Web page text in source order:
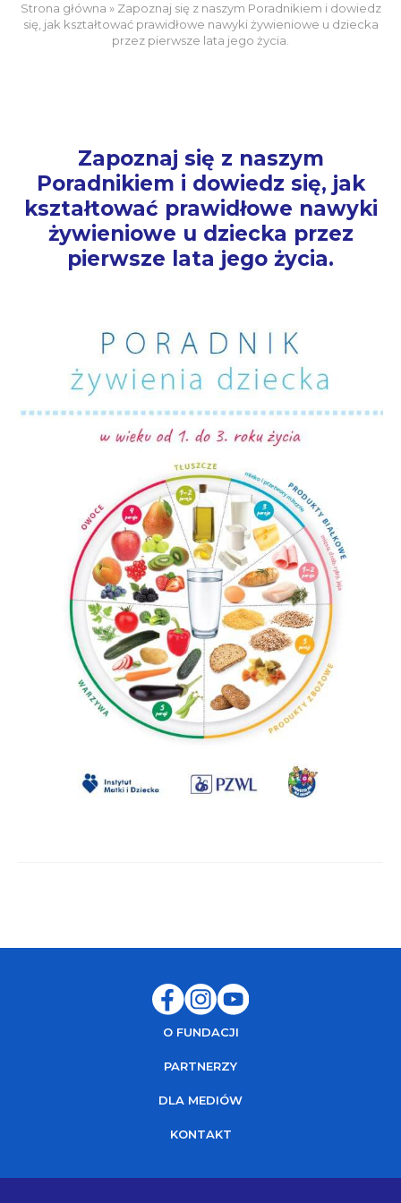
Strona główna » Zapoznaj się z naszym Poradnikiem i dowiedz
się, jak kształtować prawidłowe nawyki żywieniowe u dziecka
przez pierwsze lata jego życia.
Zapoznaj się z naszym
Poradnikiem i dowiedz się, jak
kształtować prawidłowe nawyki
żywieniowe u dziecka przez
pierwsze lata jego życia.
O FUNDACJI
PARTNERZY
DLA MEDIÓW
KONTAKT